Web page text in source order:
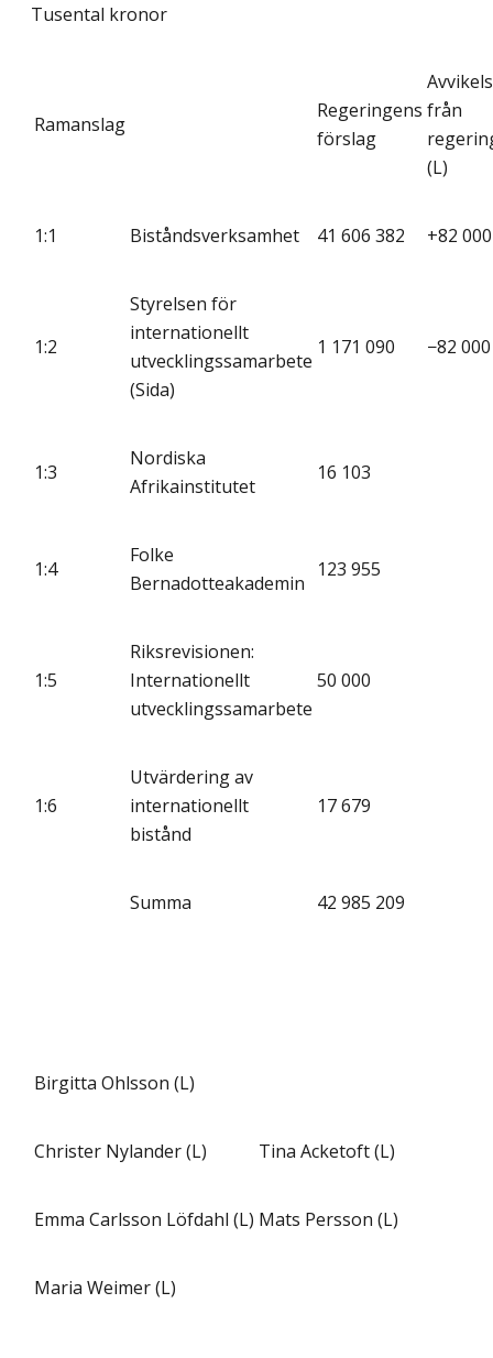
Tusental kronor
Ramanslag
Regeringens
förslag
från
(L)
1:1 Biståndsverksamhet 41 606 382 +82 000
1:2
Styrelsen för
internationellt
utvecklingssamarbete
(Sida)
1 171 090 −82 000
1:3
Nordiska
Afrikainstitutet
16 103
1:4
Folke
Bernadotteakademin
123 955
1:5
Riksrevisionen:
Internationellt
utvecklingssamarbete
50 000
1:6
Utvärdering av
internationellt
bistånd
17 679
Summa 42 985 209
Birgitta Ohlsson (L)
Christer Nylander (L) Tina Acketoft (L)
Emma Carlsson Löfdahl (L) Mats Persson (L)
Maria Weimer (L)